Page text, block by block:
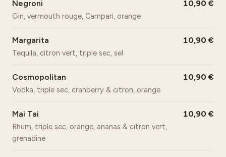
Negroni
Gin, vermouth rouge, Campari, orange
10,90
Margarita
Tequila, citron vert, triple sec, sel
10,90
Cosmopolitan
Vodka, triple sec, cranberry & citron, orange
10,90
Mai Tai
Rhum, triple sec, orange, ananas & citron vert,
grenadine
10,90